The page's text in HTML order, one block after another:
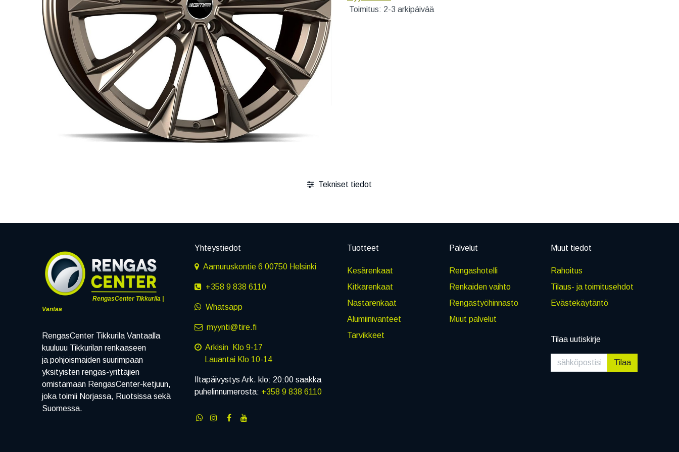
Toimitus: 2-3 arkipäivää
Tekniset tiedot
RengasCenter Tikkurila |
Vantaa
RengasCenter Tikkurila Vantaalla
kuuluuu Tikkurilan renkaaseen
ja pohjoismaiden suurimpaan
yksityisten rengas-yrittäjien
omistamaan RengasCenter-ketjuun,
joka toimii Norjassa, Ruotsissa sekä
Suomessa.
Yhteystiedot
Aamuruskontie 6 00750 Helsinki
+358 9 838 6110
Whatsapp
myynti@tire.fi
Arkisin Klo 9-17
Lauantai Klo 10-14
Iltapäivystys Ark. klo: 20:00 saakka
puhelinnumerosta: +358 9 838 6110
Tuotteet
Kesärenkaat
Kitkarenkaat
Nastarenkaat
Alumiinivanteet
Tarvikkeet
Palvelut
Rengashotelli
Renkaiden vaihto
Rengastyöhinnasto
Muut palvelut
Muut tiedot
Rahoitus
Tilaus- ja toimitusehdot
Evästekäytäntö
Tilaa uutiskirje
Tilaa